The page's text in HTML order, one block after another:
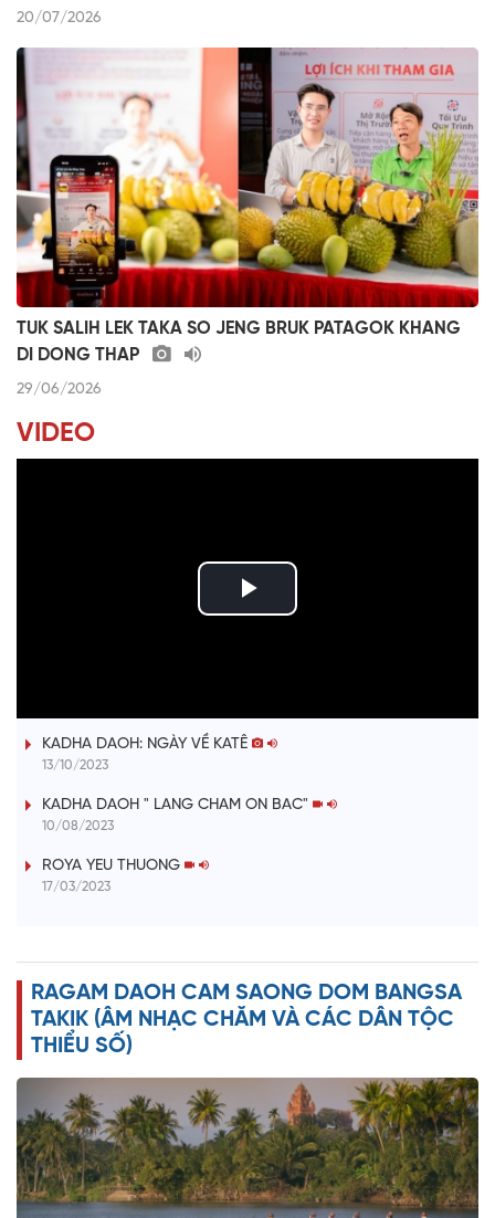
20/07/2026
TUK SALIH LEK TAKA SO JENG BRUK PATAGOK KHANG
DI DONG THAP
29/06/2026
VIDEO
P
a
V
e
o
KADHA DAOH: NGÀY VỀ KATÊ
13/10/2023
KADHA DAOH " LANG CHAM ON BAC"
10/08/2023
ROYA YEU THUONG
17/03/2023
RAGAM DAOH CAM SAONG DOM BANGSA
TAKIK (ÂM NHẠC CHĂM VÀ CÁC DÂN TỘC
THIỂU SỐ)